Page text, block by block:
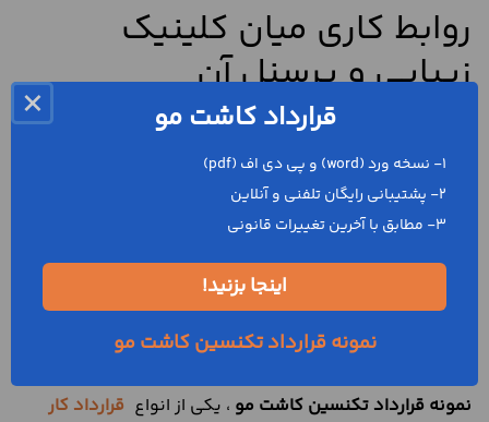
روابط کاری میان کلینیک
زیبایی و پرسنل آن
به طور کلی یک کلینیک زیبایی، برای انجام عمل‌های زیبایی، به
دستیارانی نیاز دارد. این دستیاران، دارای گواهی دوره‌های
تخصصی هستند. ممکن است این سوال مطرح شود که روابط
کاری کلینیک زیبایی با پرسنل خود، بر چه اساس تنظیم
می‌شود؟ کلینیک‌های زیبایی، برای استخدام دستیاران خود،
نمونه قرارداد تکنسین کاشت مو
و دستیاران به عنوان کارگران شناسایی می‌شوند.
نمونه قرارداد تکنسین کاشت مو ، یکی از انواع قرارداد کار
× قرارداد کاشت مو
1- نسخه ورد (word) و پی دی اف (pdf)
2- پشتیبانی رایگان تلفنی و آنلاین
3- مطابق با آخرین تغییرات قانونی
اینجا بزنید!
نمونه قرارداد تکنسین کاشت مو